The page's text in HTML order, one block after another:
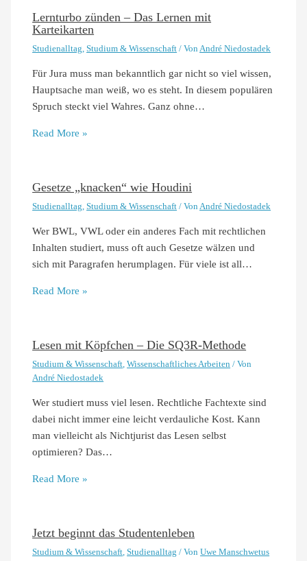
Lernturbo zünden – Das Lernen mit
Karteikarten
Studienalltag ,Studium & Wissenschaft / Von André Niedostadek
Für Jura muss man bekanntlich gar nicht so viel wissen,
Hauptsache man weiß, wo es steht. In diesem populären
Spruch steckt viel Wahres. Ganz ohne…
Read More »
Gesetze „knacken“ wie Houdini
Studienalltag ,Studium & Wissenschaft / Von André Niedostadek
Wer BWL, VWL oder ein anderes Fach mit rechtlichen
Inhalten studiert, muss oft auch Gesetze wälzen und
sich mit Paragrafen herumplagen. Für viele ist all…
Read More »
Lesen mit Köpfchen – Die SQ3R-Methode
Studium & Wissenschaft,Wissenschaftliches Arbeiten / Von
André Niedostadek
Wer studiert muss viel lesen. Rechtliche Fachtexte sind
dabei nicht immer eine leicht verdauliche Kost. Kann
man vielleicht als Nichtjurist das Lesen selbst
optimieren? Das…
Read More »
Jetzt beginnt das Studentenleben
Studium & Wissenschaft,Studienalltag / VonUwe Manschwetus